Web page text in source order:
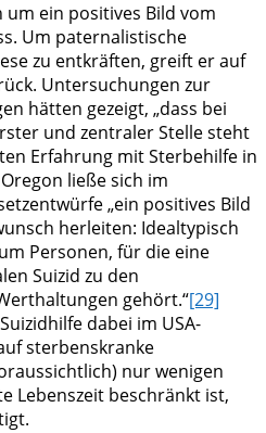
ein positives Bild vom
Um paternalistische
zu entkräften, greift er auf
Untersuchungen zur
hätten gezeigt, „dass bei
und zentraler Stelle steht
Erfahrung mit Sterbehilfe in
ließe sich im
„ein positives Bild
herleiten: Idealtypisch
Personen, für die eine
Suizid zu den
gehört.“[29]
dabei im USA-
sterbenskranke
nur wenigen
Lebenszeit beschränkt ist,